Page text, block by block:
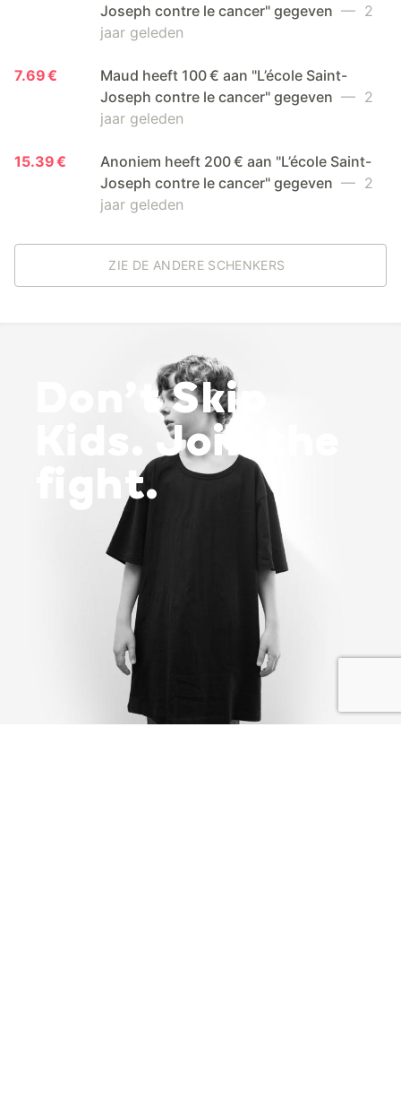
Joseph contre le cancer" gegeven — 2
jaar geleden
7.69 €
Maud heeft 100 € aan "L’école Saint-
Joseph contre le cancer" gegeven — 2
jaar geleden
15.39 €
Anoniem heeft 200 € aan "L’école Saint-
Joseph contre le cancer" gegeven — 2
jaar geleden
ZIE DE ANDERE SCHENKERS
Don’t Skip
Kids. Join the
fight.